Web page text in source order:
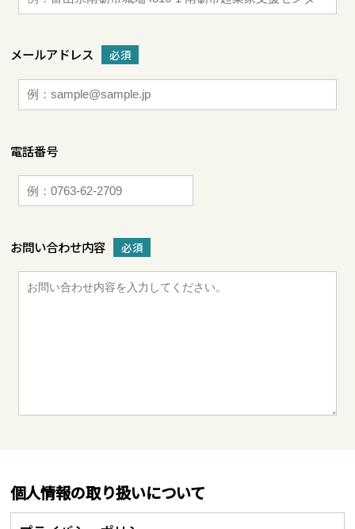
メールアドレス 必須
電話番号
お問い合わせ内容 必須
個人情報の取り扱いについて